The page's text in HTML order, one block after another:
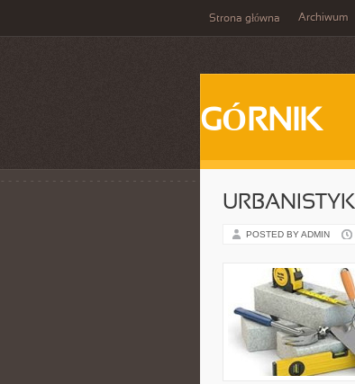
Strona główna Archiwum
GÓRNIK
POSTED BY ADMIN